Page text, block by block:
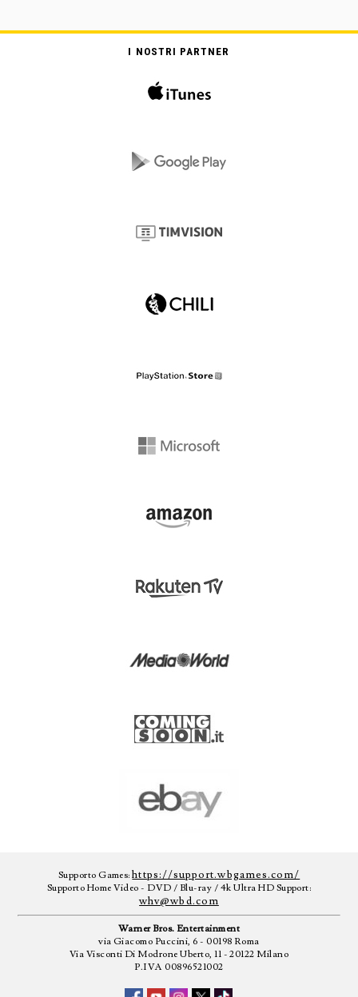
I NOSTRI PARTNER
Supporto Games:https://support.wbgames.com/
Supporto Home Video - DVD / Blu-ray / 4k Ultra HD Support:
whv@wbd.com
Warner Bros. Entertainment
via Giacomo Puccini, 6 - 00198 Roma
Via Visconti Di Modrone Uberto, 11 - 20122 Milano
P.IVA 00896521002